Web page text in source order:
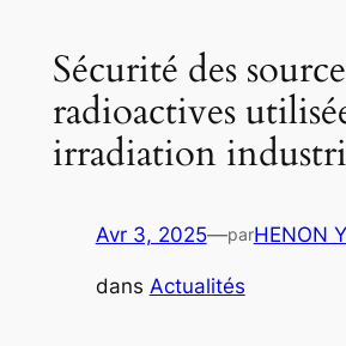
Sécurité des
radioactives
irradiation
Avr 3, 2025—parHENON
dans Actualités